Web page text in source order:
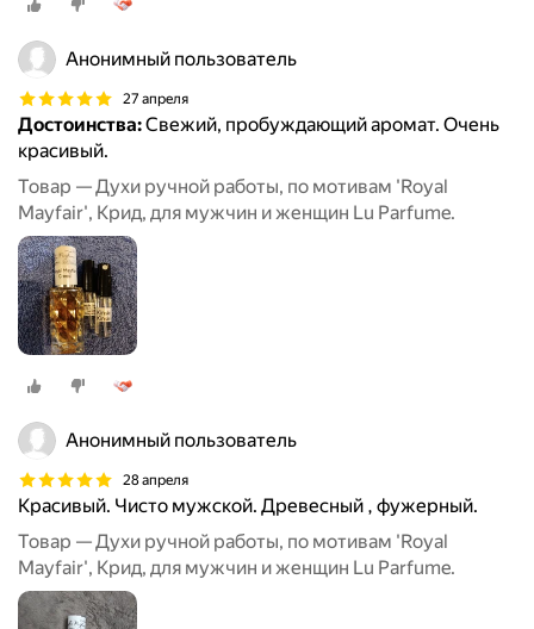
Анонимный пользователь
27 апреля
Достоинства:Свежий, пробуждающий аромат. Очень
красивый.
Товар — Духи ручной работы, по мотивам 'Royal
Mayfair', Крид, для мужчин и женщин Lu Parfume.
Анонимный пользователь
28 апреля
Красивый. Чисто мужской. Древесный , фужерный.
Товар — Духи ручной работы, по мотивам 'Royal
Mayfair', Крид, для мужчин и женщин Lu Parfume.